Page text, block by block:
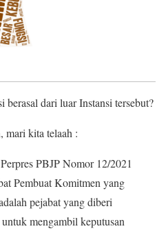
berasal dari luar Instansi tersebut?
mari kita telaah :
PBJP Nomor 12/2021
Pembuat Komitmen yang
pejabat yang diberi
mengambil keputusan